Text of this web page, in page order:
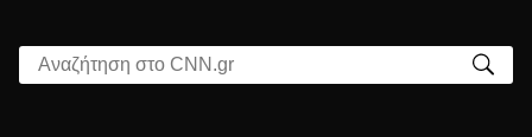
Αναζήτηση στο CNN.gr